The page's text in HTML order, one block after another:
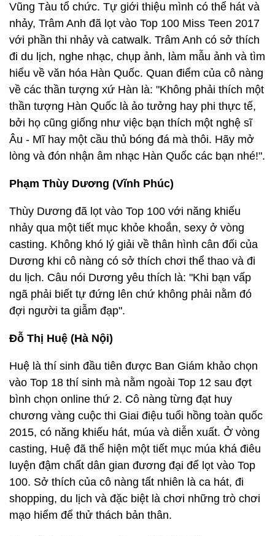
Vũng Tàu tổ chức. Tự giới thiệu mình có thể hát và
nhảy, Trâm Anh đã lọt vào Top 100 Miss Teen 2017
với phần thi nhảy và catwalk. Trâm Anh có sở thích
đi du lịch, nghe nhạc, chụp ảnh, làm mẫu ảnh và tìm
hiểu về văn hóa Hàn Quốc. Quan điểm của cô nàng
về các thần tượng xứ Hàn là: "Không phải thích một
thần tượng Hàn Quốc là ảo tưởng hay phi thực tế,
bởi họ cũng giống như việc bạn thích một nghệ sĩ
Âu - Mĩ hay một cầu thủ bóng đá mà thôi. Hãy mở
lòng và đón nhận âm nhạc Hàn Quốc các bạn nhé!".
Phạm Thùy Dương (Vĩnh Phúc)
Thùy Dương đã lọt vào Top 100 với năng khiếu
nhảy qua một tiết mục khỏe khoắn, sexy ở vòng
casting. Không khó lý giải về thân hình cân đối của
Dương khi cô nàng có sở thích chơi thể thao và đi
du lịch. Câu nói Dương yêu thích là: "Khi bạn vấp
ngã phải biết tự đứng lên chứ không phải nằm đó
đợi người ta giẫm đạp".
Đỗ Thị Huệ (Hà Nội)
Huệ là thí sinh đầu tiên được Ban Giám khảo chọn
vào Top 18 thí sinh mà nằm ngoài Top 12 sau đợt
bình chọn online thứ 2. Cô nàng từng đạt huy
chương vàng cuộc thi Giai điệu tuổi hồng toàn quốc
2015, có năng khiếu hát, múa và diễn xuất. Ở vòng
casting, Huệ đã thể hiện một tiết mục múa khá điêu
luyện đậm chất dân gian đương đại để lọt vào Top
100. Sở thích của cô nàng tất nhiên là ca hát, đi
shopping, du lịch và đặc biệt là chơi những trò chơi
mạo hiểm để thử thách bản thân.